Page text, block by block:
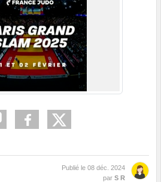
Publié le 08 déc. 2024
par S R